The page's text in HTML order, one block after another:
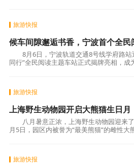
旅游快报
候车间隙邂逅书香，宁波首个全
8月6日，宁波轨道交通8号线学府路
同行”全民阅读主题车站正式揭牌亮相，成
旅游快报
上海野生动物园开启大熊猫生日月
八月暑意正浓，上海野生动物园迎来
月5日，园区内被誉为“最美熊猫”的雌性大
旅游快报